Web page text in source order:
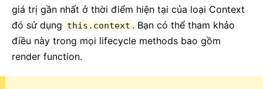
giá trị gần nhất ở thời điểm hiện tại của loại Context
đó sử dụng this.context . Bạn có thể tham khảo
điều này trong mọi lifecycle methods bao gồm
render function.